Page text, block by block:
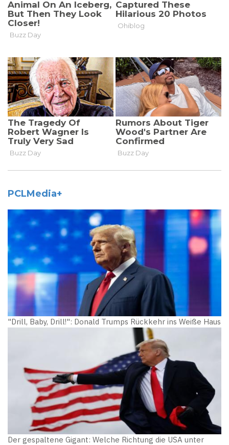
PCLMedia+
"Drill, Baby, Drill!": Donald Trumps Rückkehr ins Weiße Haus
Der gespaltene Gigant: Welche Richtung die USA unter